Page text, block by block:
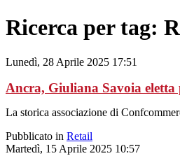
Ricerca per tag:
Lunedì, 28 Aprile 2025 17:51
Ancra, Giuliana Savoia eletta
La storica associazione di
Pubblicato in Retail
Martedì, 15 Aprile 2025 10:57